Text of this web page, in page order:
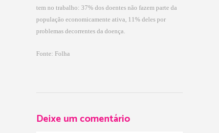
tem no trabalho: 37% dos doentes não fazem parte da
população economicamente ativa, 11% deles por
problemas decorrentes da doença.
Fonte: Folha
Deixe um comentário